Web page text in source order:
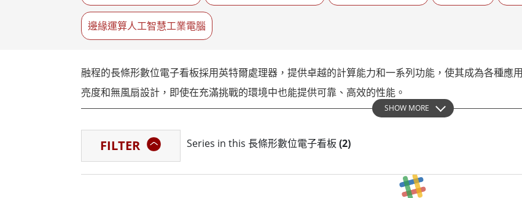
More
邊緣運算人工智慧工業電腦
融程的長條形數位電子看板採用英特爾處理器，提供卓越的計算能力和一系列功能，使其成為各種應
亮度和無風扇設計，即使在充滿挑戰的環境中也能提供可靠、高效的性能。
融程長條形數位電子看板的突出特點之一是其獨特的設計，使其可以垂直或水平安裝。這使得它們非
典型空間中使用。
除了創新設計之外，融程的長條形數位電子看板還配備了一系列增強其功能的高級規格。其中包括高
SHOW MORE
FILTER Series in this 長條形數位電子看板(2)